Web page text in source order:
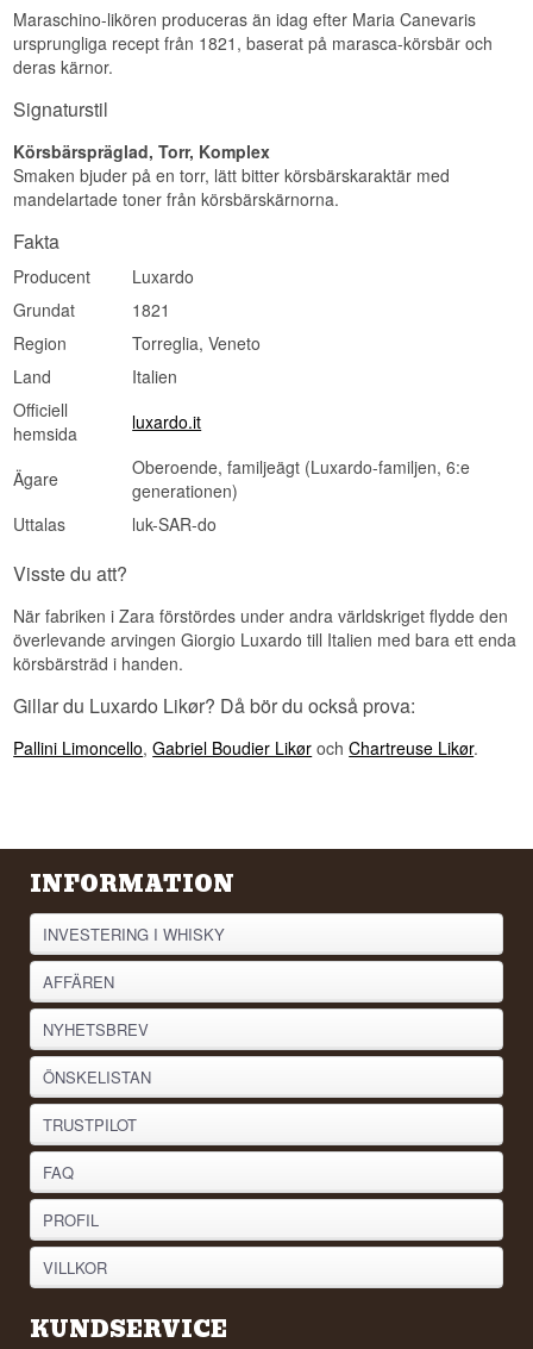
Maraschino-likören produceras än idag efter Maria Canevaris
ursprungliga recept från 1821, baserat på marasca-körsbär och
deras kärnor.
Signaturstil
Körsbärspräglad, Torr, Komplex
Smaken bjuder på en torr, lätt bitter körsbärskaraktär med
mandelartade toner från körsbärskärnorna.
Fakta
Producent
Luxardo
Grundat
1821
Region
Torreglia, Veneto
Land
Italien
Officiell
hemsida
luxardo.it
Ägare
Oberoende, familjeägt (Luxardo-familjen, 6:e
generationen)
Uttalas
luk-SAR-do
Visste du att?
När fabriken i Zara förstördes under andra världskriget flydde den
överlevande arvingen Giorgio Luxardo till Italien med bara ett enda
körsbärsträd i handen.
Gillar du Luxardo Likør? Då bör du också prova:
Pallini Limoncello,Gabriel Boudier Likør ochChartreuse Likør.
INFORMATION
INVESTERING I WHISKY
AFFÄREN
NYHETSBREV
ÖNSKELISTAN
TRUSTPILOT
FAQ
PROFIL
VILLKOR
KUNDSERVICE